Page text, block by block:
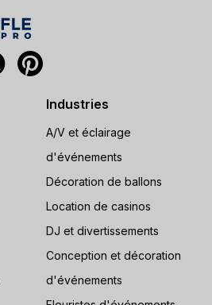
Industries
A/V et éclairage
d'événements
Décoration de ballons
Location de casinos
DJ et divertissements
Conception et décoration
d'événements